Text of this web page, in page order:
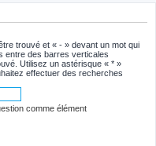
trouvé et « - » devant un mot qui
entre des barres verticales
Utilisez un astérisque « * »
effectuer des recherches
comme élément